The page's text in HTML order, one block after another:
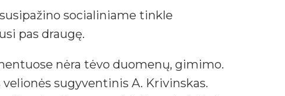
socialiniame tinkle
pas draugę.
nėra tėvo duomenų, gimimo.
sugyventinis A. Krivinskas.